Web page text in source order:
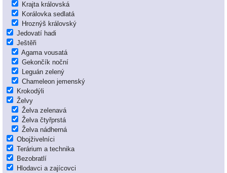
Krajta královská
Korálovka sedlatá
Hroznýš královský
Jedovatí hadi
Ještěři
Agama vousatá
Gekončík noční
Leguán zelený
Chameleon jemenský
Krokodýli
Želvy
Želva zelenavá
Želva čtyřprstá
Želva nádherná
Obojživelníci
Terárium a technika
Bezobratlí
Hlodavci a zajícovci